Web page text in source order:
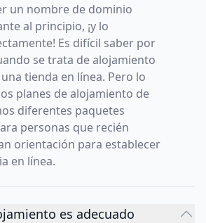
un nombre de dominio
al principio, ¡y lo
Es difícil saber por
se trata de alojamiento
tienda en línea. Pero lo
planes de alojamiento de
diferentes paquetes
personas que recién
orientación para establecer
en línea.
es adecuado